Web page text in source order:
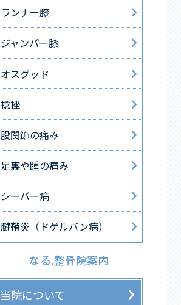
ランナー膝
ジャンパー膝
オスグッド
捻挫
股関節の痛み
足裏や踵の痛み
シーバー病
腱鞘炎（ドゲルバン病）
なる.整骨院案内
当院について